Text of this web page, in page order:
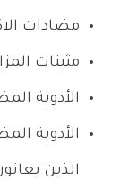
مضادات
مثبتات
الأدوية
الأدوية
الذين